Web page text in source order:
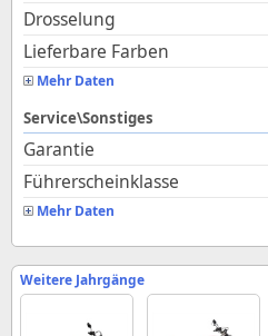
Drosselung
Lieferbare Farben
Mehr Daten
Service\Sonstiges
Garantie
Führerscheinklasse
Mehr Daten
Weitere Jahrgänge